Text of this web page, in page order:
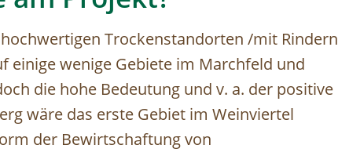
Trockenstandorten /mit Rindern
wenige Gebiete im Marchfeld und
die hohe Bedeutung und v. a. der positive
wäre das erste Gebiet im Weinviertel
der Bewirtschaftung von